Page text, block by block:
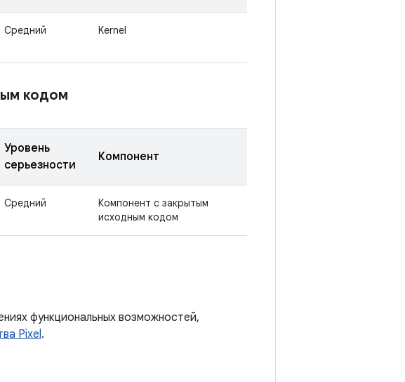
Средний Kernel
кодом
Уровень
серьезности
Компонент
Средний
Компонент с закрытым
исходным кодом
функциональных возможностей,
Pixel.